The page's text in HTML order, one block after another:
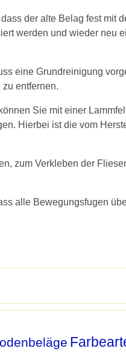
der alte Belag fest mit
werden und wieder neu
eine Grundreinigung
entfernen.
Sie mit einer
Hierbei ist die vom
zum Verkleben der
alle Bewegungsfugen